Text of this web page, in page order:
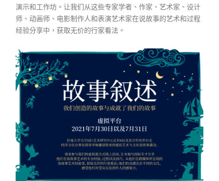
演示和工作坊。让我们从这些专家学者、作家、艺术家、设计
师、动画师、电影制作人和表演艺术家在说故事的艺术和过程
经验分享中，获取无价的行家看法。